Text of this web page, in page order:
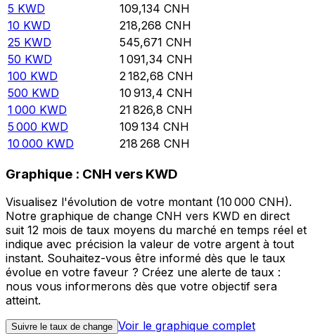
5 KWD 109,134 CNH
10 KWD 218,268 CNH
25 KWD 545,671 CNH
50 KWD 1 091,34 CNH
100 KWD 2 182,68 CNH
500 KWD 10 913,4 CNH
1 000 KWD 21 826,8 CNH
5 000 KWD 109 134 CNH
10 000 KWD 218 268 CNH
Graphique : CNH vers KWD
Visualisez l'évolution de votre montant (10 000 CNH).
Notre graphique de change CNH vers KWD en direct
suit 12 mois de taux moyens du marché en temps réel et
indique avec précision la valeur de votre argent à tout
instant. Souhaitez-vous être informé dès que le taux
évolue en votre faveur ? Créez une alerte de taux :
nous vous informerons dès que votre objectif sera
atteint.
Suivre le taux de change Voir le graphique complet